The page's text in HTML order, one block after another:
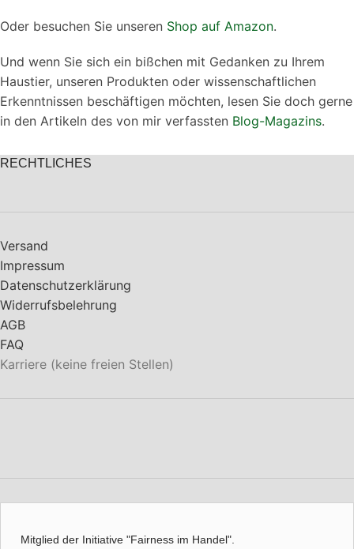
Oder besuchen Sie unseren Shop auf Amazon.
Und wenn Sie sich ein bißchen mit Gedanken zu Ihrem
Haustier, unseren Produkten oder wissenschaftlichen
Erkenntnissen beschäftigen möchten, lesen Sie doch gerne
in den Artikeln des von mir verfassten Blog-Magazins.
RECHTLICHES
Versand
Impressum
Datenschutzerklärung
Widerrufsbelehrung
AGB
FAQ
Karriere (keine freien Stellen)
Mitglied der Initiative "Fairness im Handel".